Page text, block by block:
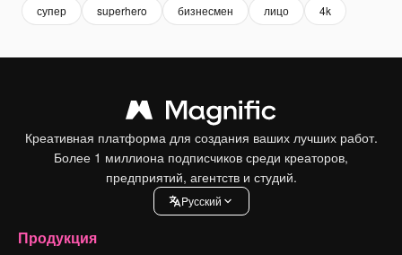
супер superhero бизнесмен лицо 4k
Креативная платформа для создания ваших лучших работ.
Более 1 миллиона подписчиков среди креаторов,
предприятий, агентств и студий.
Pусский
Продукция